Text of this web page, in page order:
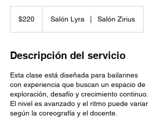
mexicanos
$220 Salón Lyra | Salón Zirius
Descripción del servicio
Esta clase está diseñada para bailarines
con experiencia que buscan un espacio de
exploración, desafío y crecimiento continuo.
El nivel es avanzado y el ritmo puede variar
según la coreografía y el docente.